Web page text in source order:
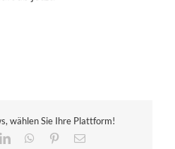
wählen Sie Ihre Plattform!
LinkedInWhatsApp
Pinterest
E-